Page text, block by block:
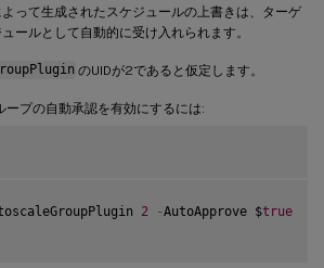
って生成されたスケジュールの上書きは、ターゲ
ールとして自動的に受け入れられます。
のUIDが2であると仮定します。
ープの自動承認を有効にするには:
2 -AutoApprove $true